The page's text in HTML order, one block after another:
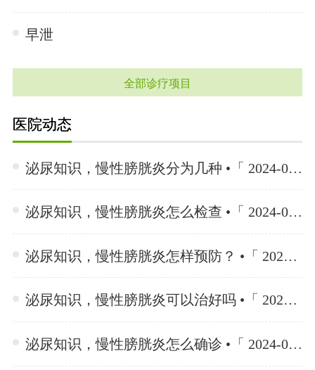
早泄
全部诊疗项目
医院动态
泌尿知识，慢性膀胱炎分为几种 •「 2024-06-26 」
泌尿知识，慢性膀胱炎怎么检查 •「 2024-06-26 」
泌尿知识，慢性膀胱炎怎样预防？ •「 2024-06-26 」
泌尿知识，慢性膀胱炎可以治好吗 •「 2024-06-26 」
泌尿知识，慢性膀胱炎怎么确诊 •「 2024-06-26 」